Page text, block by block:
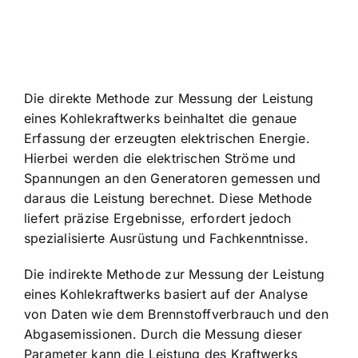
Die direkte Methode zur Messung der Leistung
eines Kohlekraftwerks beinhaltet die genaue
Erfassung der erzeugten elektrischen Energie.
Hierbei werden die elektrischen Ströme und
Spannungen an den Generatoren gemessen und
daraus die Leistung berechnet. Diese Methode
liefert präzise Ergebnisse, erfordert jedoch
spezialisierte Ausrüstung und Fachkenntnisse.
Die indirekte Methode zur Messung der Leistung
eines Kohlekraftwerks basiert auf der Analyse
von Daten wie dem Brennstoffverbrauch und den
Abgasemissionen. Durch die Messung dieser
Parameter kann die Leistung des Kraftwerks